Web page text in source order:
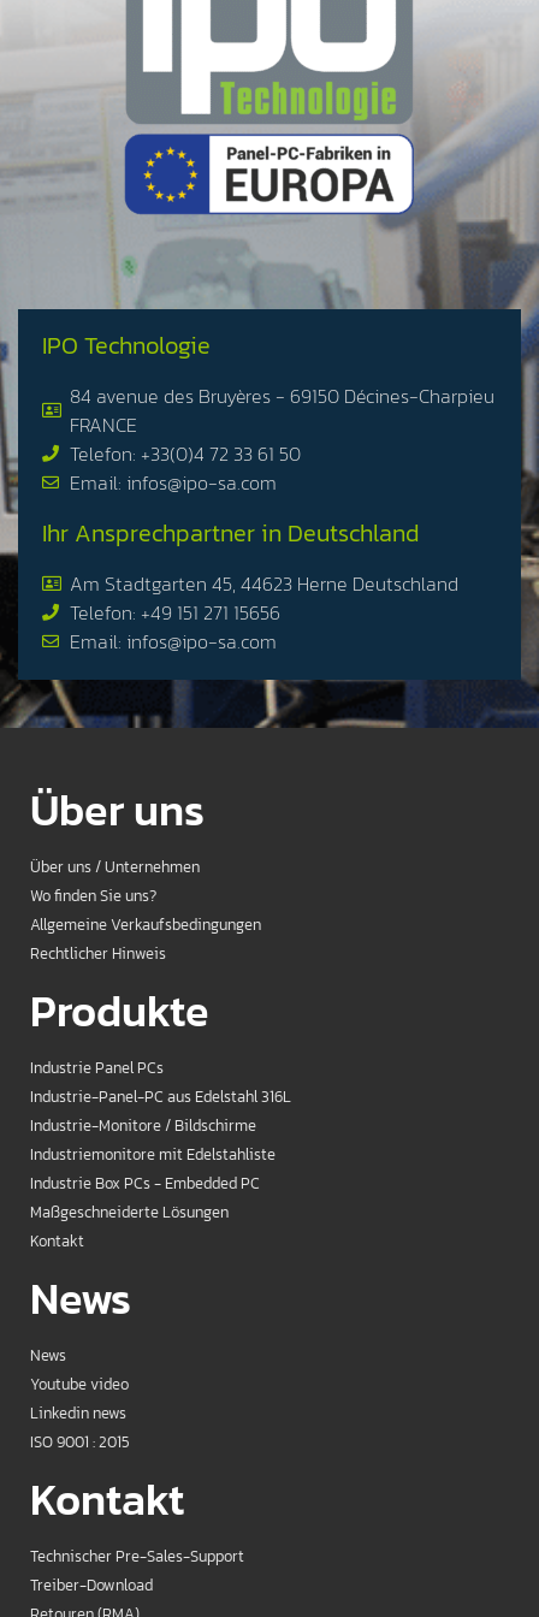
Lösungen, die vollständig an Ihre Anforderungen angepasst
werden können: Konnektivität, Gehäuse, IP-Schutz, AC/DC-
Stromversorgung, Softwarekompatibilität usw. Unsere Produkte
erfüllen die Standards und Umgebungen der Verteidigungs-,
Eisenbahn-, Pharma-, Lebensmittel-, Industrie- und mobilen
Embedded-Branche.
Entdecken
IPO Technologie
84 avenue des Bruyères - 69150 Décines-Charpieu
FRANCE
Telefon: +33(0)4 72 33 61 50
Email: infos@ipo-sa.com
Ihr Ansprechpartner in Deutschland
Am Stadtgarten 45, 44623 Herne Deutschland
Telefon: +49 151 271 15656
Email: infos@ipo-sa.com
Über uns
Über uns / Unternehmen
Wo finden Sie uns?
Allgemeine Verkaufsbedingungen
Rechtlicher Hinweis
Produkte
Industrie Panel PCs
Industrie-Panel-PC aus Edelstahl 316L
Industrie-Monitore / Bildschirme
Industriemonitore mit Edelstahliste
Industrie Box PCs - Embedded PC
Maßgeschneiderte Lösungen
Kontakt
News
News
Youtube video
Linkedin news
ISO 9001 : 2015
Kontakt
Technischer Pre-Sales-Support
Treiber-Download